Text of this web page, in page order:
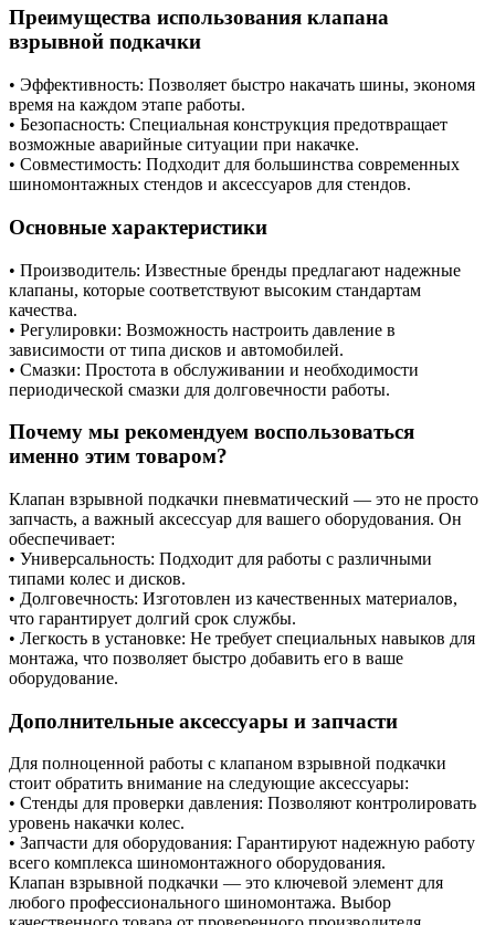
Преимущества использования клапана
взрывной подкачки
• Эффективность: Позволяет быстро накачать шины, экономя
время на каждом этапе работы.
• Безопасность: Специальная конструкция предотвращает
возможные аварийные ситуации при накачке.
• Совместимость: Подходит для большинства современных
шиномонтажных стендов и аксессуаров для стендов.
Основные характеристики
• Производитель: Известные бренды предлагают надежные
клапаны, которые соответствуют высоким стандартам
качества.
• Регулировки: Возможность настроить давление в
зависимости от типа дисков и автомобилей.
• Смазки: Простота в обслуживании и необходимости
периодической смазки для долговечности работы.
Почему мы рекомендуем воспользоваться
именно этим товаром?
Клапан взрывной подкачки пневматический — это не просто
запчасть, а важный аксессуар для вашего оборудования. Он
обеспечивает:
• Универсальность: Подходит для работы с различными
типами колес и дисков.
• Долговечность: Изготовлен из качественных материалов,
что гарантирует долгий срок службы.
• Легкость в установке: Не требует специальных навыков для
монтажа, что позволяет быстро добавить его в ваше
оборудование.
Дополнительные аксессуары и запчасти
Для полноценной работы с клапаном взрывной подкачки
стоит обратить внимание на следующие аксессуары:
• Стенды для проверки давления: Позволяют контролировать
уровень накачки колес.
• Запчасти для оборудования: Гарантируют надежную работу
всего комплекса шиномонтажного оборудования.
Клапан взрывной подкачки — это ключевой элемент для
любого профессионального шиномонтажа. Выбор